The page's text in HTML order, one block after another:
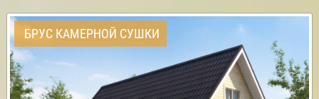
БРУС КАМЕРНОЙ СУШКИ